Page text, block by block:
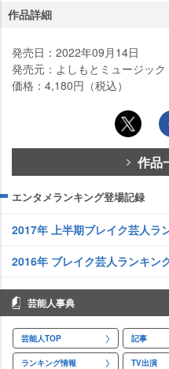
作品詳細
発売日：2022年09月14日
発売元：よしもとミュージッ
価格：4,180円（税込）
作品
エンタメランキング登場記録
2017年 上半期ブレイク芸人ラ
2016年 ブレイク芸人ランキン
芸能人事典
芸能人TOP 記事
ランキング情報 TV出演